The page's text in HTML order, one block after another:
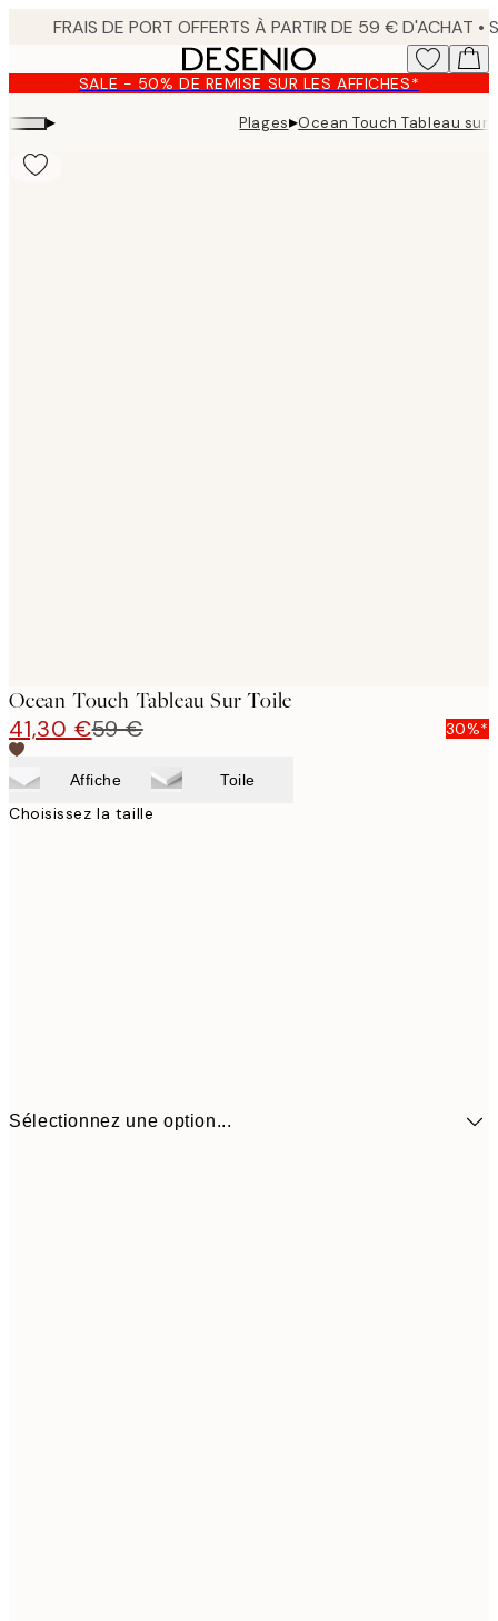
content.SALE - 50% DE REMISE SUR LES AFFICHES*
▸ Plages▸Ocean Touch Tableau sur
Ocean Touch Tableau Sur Toile
41,30 €59 € 30%*
Affiche Toile
Choisissez la taille
Sélectionnez une option...